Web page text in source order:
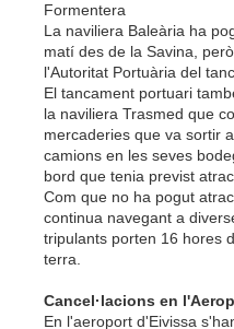
Formentera
La naviliera Baleària ha
matí des de la Savina,
l'Autoritat Portuària del
El tancament portuari
la naviliera Trasmed que
mercaderies que va sortir
camions en les seves
bord que tenia previst
Com que no ha pogut
continua navegant a
tripulants porten 16 hores
terra.
Cancel·lacions en
En l'aeroport d'Eivissa